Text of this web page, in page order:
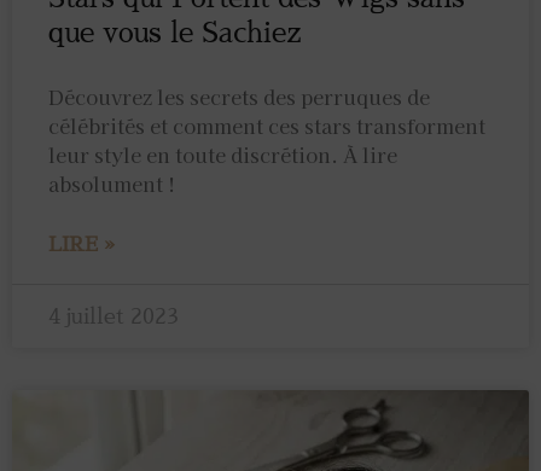
que vous le Sachiez
Découvrez les secrets des perruques de
célébrités et comment ces stars transforment
leur style en toute discrétion. À lire
absolument !
LIRE »
4 juillet 2023